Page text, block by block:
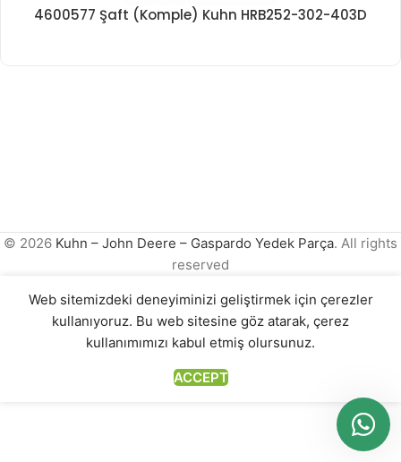
4600577 Şaft (Komple) Kuhn HRB252-302-403D
© 2026 Kuhn – John Deere – Gaspardo Yedek Parça. All rights
reserved
Web sitemizdeki deneyiminizi geliştirmek için çerezler
kullanıyoruz. Bu web sitesine göz atarak, çerez
kullanımımızı kabul etmiş olursunuz.
ACCEPT